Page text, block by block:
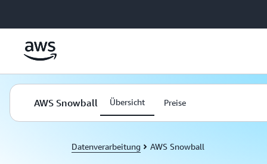
AWS Snowball Übersicht Preise
Datenverarbeitung AWS Snowball